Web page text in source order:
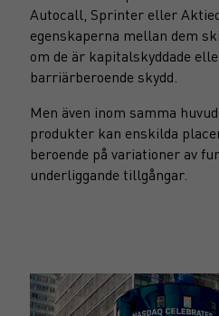
Autocall, Sprinter eller
egenskaperna mellan dem
om de är kapitalskyddade
barriärberoende skydd.
Men även inom samma
produkter kan enskilda
beroende på variationer av
underliggande tillgångar.